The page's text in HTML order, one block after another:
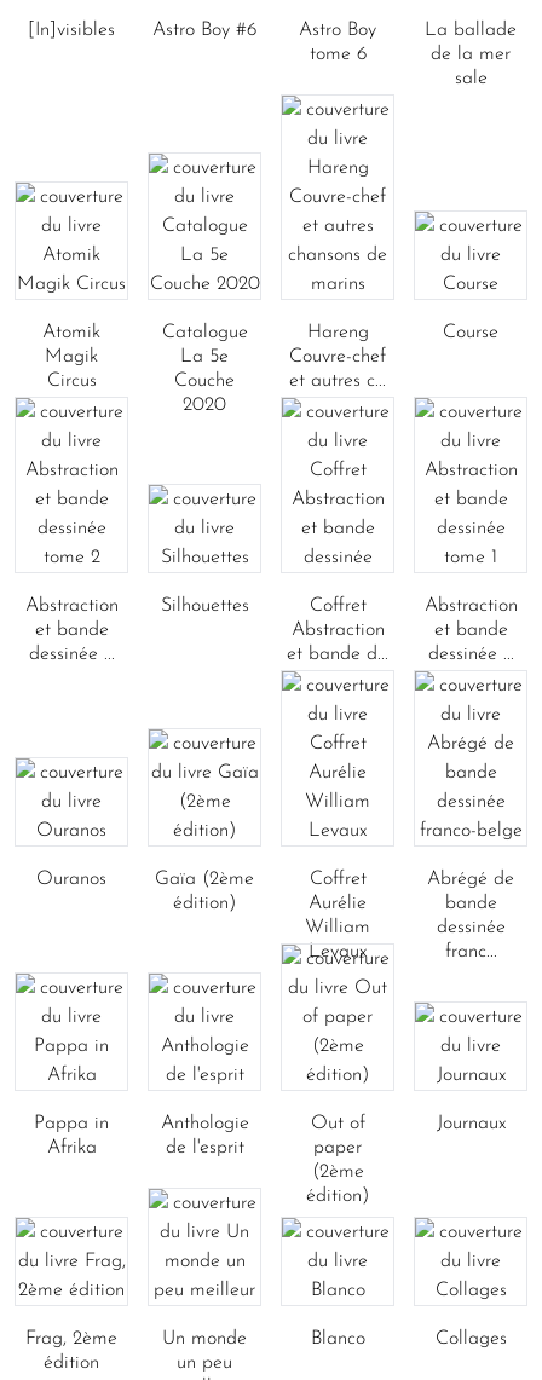
[In]visibles Astro Boy #6
Astro Boy
tome 6
La ballade
de la mer
sale
Atomik
Magik
Circus
Catalogue
La 5e
Couche
2020
Hareng
Couvre-chef
et autres c...
Course
Abstraction
et bande
dessinée ...
Silhouettes
Coffret
Abstraction
et bande d...
Abstraction
et bande
dessinée ...
Ouranos
Gaïa (2ème
édition)
Coffret
Aurélie
William
Levaux
Abrégé de
bande
dessinée
franc...
Pappa in
Afrika
Anthologie
de l'esprit
Out of
paper
(2ème
édition)
Journaux
Frag, 2ème
édition
Un monde
un peu
Blanco Collages